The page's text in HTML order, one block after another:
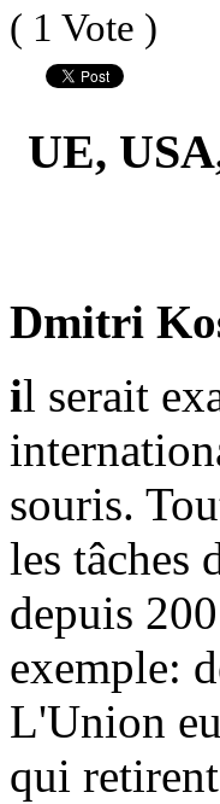
( 1 Vote )
UE,
Dmitri
il serait
souris.
les tâches
depuis
exemple:
L'Union
qui